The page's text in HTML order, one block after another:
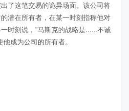
了这笔交易的诡异场面。该公司将
潜在所有者，在某一时刻指称他对
时刻说，"马斯克的战略是......不诚
成为公司的所有者。